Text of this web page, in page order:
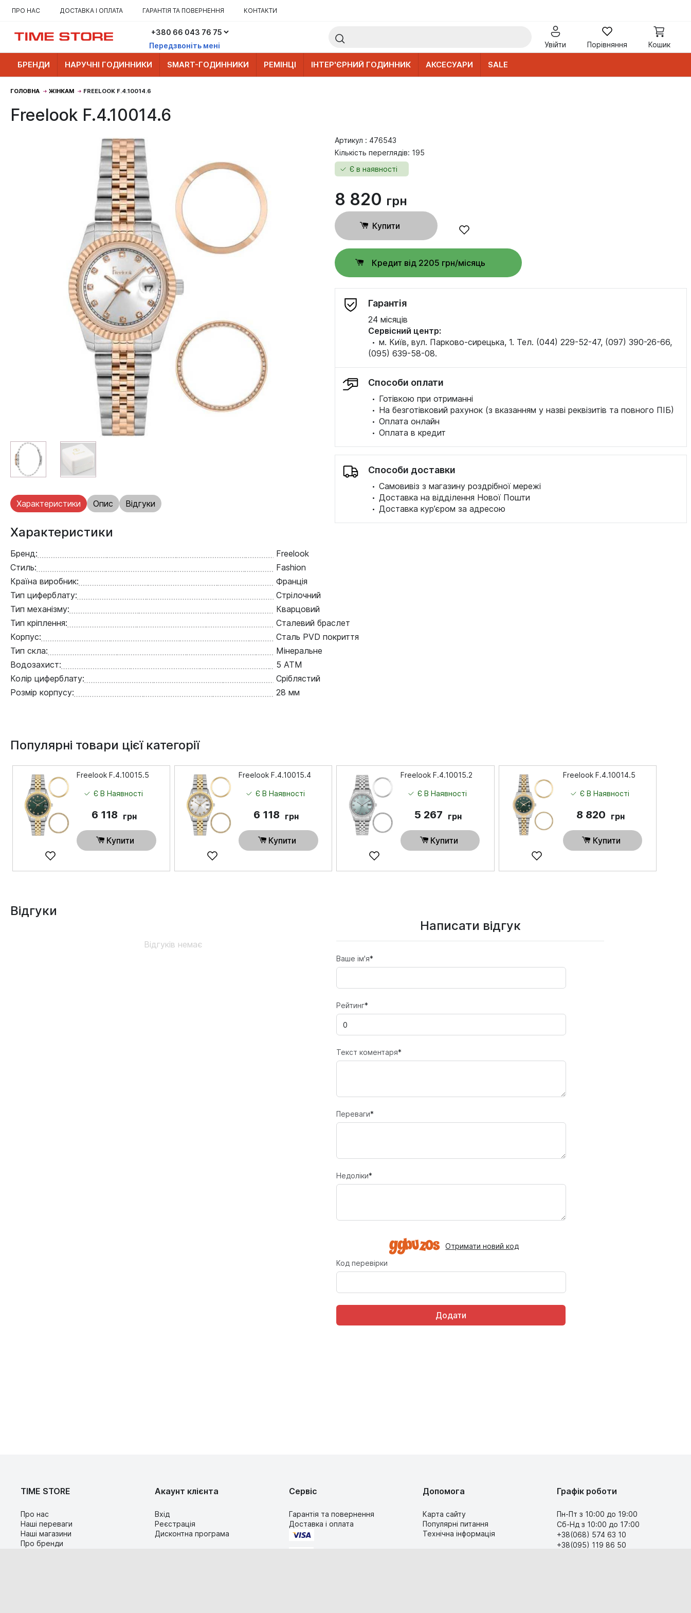
ПРО НАС ДОСТАВКА І ОПЛАТА ГАРАНТІЯ ТА ПОВЕРНЕННЯ КОНТАКТИ
Передзвоніть мені Увійти Порівняння Кошик
БРЕНДИ НАРУЧНІ ГОДИННИКИ SMART-ГОДИННИКИ РЕМІНЦІ ІНТЕР'ЄРНИЙ ГОДИННИК АКСЕСУАРИ SALE
ГОЛОВНА ЖІНКАМ FREELOOK F.4.10014.6
Freelook F.4.10014.6
Характеристики Опис Відгуки
Артикул : 476543
Кількість переглядів: 195
Є в наявності
8 820 грн
Купити
Кредит від 2205 грн/місяць
Гарантія
24 місяців
Сервісний центр:
·м. Київ, вул. Парково-сирецька, 1. Тел. (044) 229-52-47, (097) 390-26-66,
(095) 639-58-08.
Способи оплати
· Готівкою при отриманні
· На безготівковий рахунок (з вказанням у назві реквізитів та повного ПІБ)
·Оплата онлайн
·Оплата в кредит
Способи доставки
·Самовивіз з магазину роздрібної мережі
·Доставка на відділення Нової Пошти
·Доставка кур’єром за адресою
Характеристики
Бренд:
Freelook
Стиль:
Fashion
Країна виробник:
Франція
Тип циферблату:
Стрілочний
Тип механізму:
Кварцовий
Тип кріплення:
Сталевий браслет
Корпус:
Сталь PVD покриття
Тип скла:
Мінеральне
Водозахист:
5 ATM
Колір циферблату:
Сріблястий
Розмір корпусу:
28 мм
Популярні товари цієї категорії
Freelook F.4.10015.5
Є В Наявності
6 118 грн
Купити
Freelook F.4.10015.4
Є В Наявності
6 118 грн
Купити
Freelook F.4.10015.2
Є В Наявності
5 267 грн
Купити
Freelook F.4.10014.5
Є В Наявності
8 820 грн
Купити
Відгуки
Відгуків немає
Написати відгук
Ваше ім'я*
Рейтинг*
Текст коментаря*
Переваги*
Недоліки*
Отримати новий код
Код перевірки
TIME STORE
Про нас
Наші переваги
Наші магазини
Про бренди
Акаунт клієнта
Вхід
Реєстрація
Дисконтна програма
Сервіс
Гарантія та повернення
Доставка і оплата
Допомога
Карта сайту
Популярні питання
Технічна інформація
Графік роботи
Пн-Пт з 10:00 до 19:00
Сб-Нд з 10:00 до 17:00
+38(068) 574 63 10
+38(095) 119 86 50